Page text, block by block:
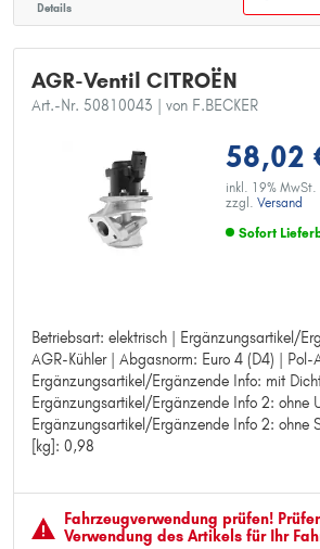
Details
AGR-Ventil CITROËN
Art.-Nr. 50810043 | von F.BECKER
58,02
inkl. 19% MwSt.
zzgl. Versand
Sofort
Betriebsart: elektrisch | Ergänzungsartikel/
AGR-Kühler | Abgasnorm: Euro 4 (D4) | Pol-
Ergänzungsartikel/Ergänzende Info: mit
Ergänzungsartikel/Ergänzende Info 2: ohne
Ergänzungsartikel/Ergänzende Info 2: ohne
[kg]: 0,98
Betriebsart: elektrisch
Ergänzungsartikel/Ergänzende Info: ohne
Abgasnorm: Euro 4 (D4)
Pol-Anzahl: 5
Ergänzungsartikel/Ergänzende Info: mit
Ergänzungsartikel/Ergänzende Info 2: ohne
Gewicht [kg]: 0,98
Fahrzeugver­wendung prüfen!
Verwendung des Artikels für Ihr